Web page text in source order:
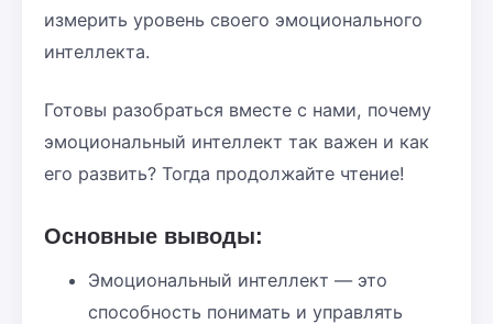
измерить уровень своего эмоционального
интеллекта.
Готовы разобраться вместе с нами, почему
эмоциональный интеллект так важен и как
его развить? Тогда продолжайте чтение!
Основные выводы:
Эмоциональный интеллект — это
способность понимать и управлять